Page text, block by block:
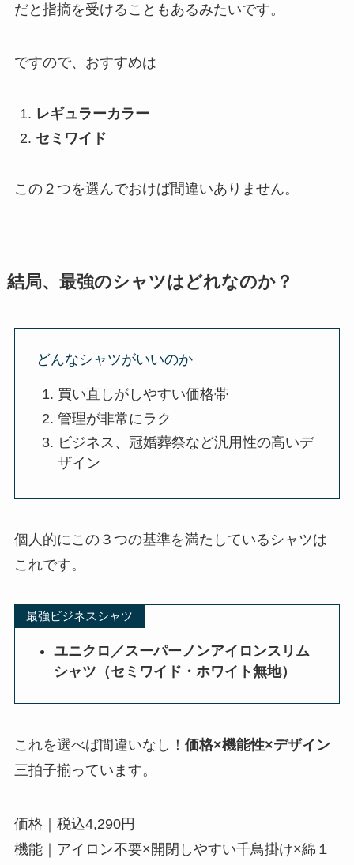
だと指摘を受けることもあるみたいです。
ですので、おすすめは
レギュラーカラー
セミワイド
この２つを選んでおけば間違いありません。
結局、最強のシャツはどれなのか？
どんなシャツがいいのか
買い直しがしやすい価格帯
管理が非常にラク
ビジネス、冠婚葬祭など汎用性の高いデ
ザイン
個人的にこの３つの基準を満たしているシャツは
これです。
最強ビジネスシャツ
ユニクロ／スーパーノンアイロンスリム
シャツ（セミワイド・ホワイト無地）
これを選べば間違いなし！ 価格×機能性×デザイン
三拍子揃っています。
価格｜税込4,290円
機能｜アイロン不要×開閉しやすい千鳥掛け×綿１